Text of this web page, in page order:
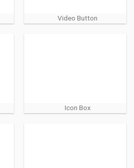
Video Button
Icon Box